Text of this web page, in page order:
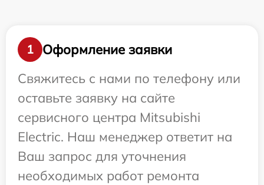
1
Оформление заявки
Свяжитесь с нами по телефону или
оставьте заявку на сайте
сервисного центра Mitsubishi
Electric. Наш менеджер ответит на
Ваш запрос для уточнения
необходимых работ ремонта